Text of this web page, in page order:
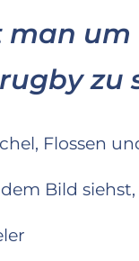
man um
zu
Flossen
Bild